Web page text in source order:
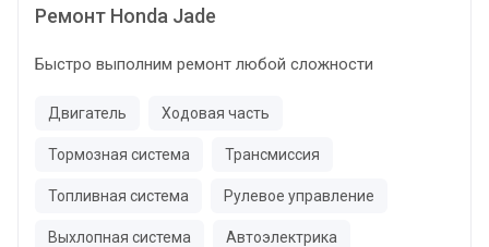
Ремонт Honda Jade
Быстро выполним ремонт любой сложности
Двигатель Ходовая часть
Тормозная система Трансмиссия
Топливная система Рулевое управление
Выхлопная система Автоэлектрика